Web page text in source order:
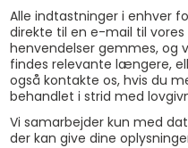
Alle indtastninger i enhver
direkte til en e-mail til vores
henvendelser gemmes, og
findes relevante længere,
også kontakte os, hvis du
behandlet i strid med
Vi samarbejder kun med
der kan give dine